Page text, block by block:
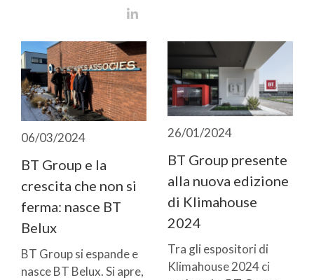
06/03/2024
BT Group e la
crescita che non si
ferma: nasce BT
Belux
BT Group si espande e
nasce BT Belux. Si apre,
26/01/2024
BT Group presente
alla nuova edizione
di Klimahouse
2024
Tra gli espositori di
Klimahouse 2024 ci